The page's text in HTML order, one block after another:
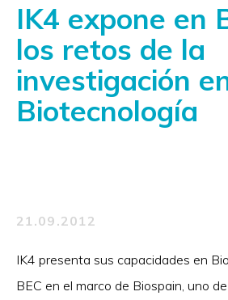
IK4 expone en
los retos de la
investigación
Biotecnología
21.09.2012
IK4 presenta sus capacidades en
BEC en el marco de Biospain, uno